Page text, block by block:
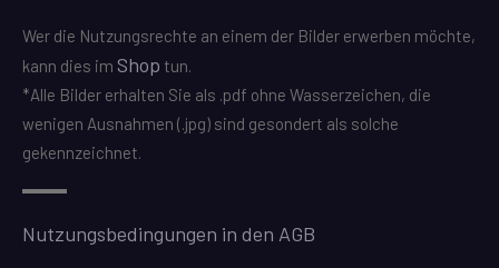
Wer die Nutzungsrechte an einem der Bilder erwerben möchte,
kann dies im Shop tun.
*Alle Bilder erhalten Sie als .pdf ohne Wasserzeichen, die
wenigen Ausnahmen (.jpg) sind gesondert als solche
gekennzeichnet.
Nutzungsbedingungen in den AGB